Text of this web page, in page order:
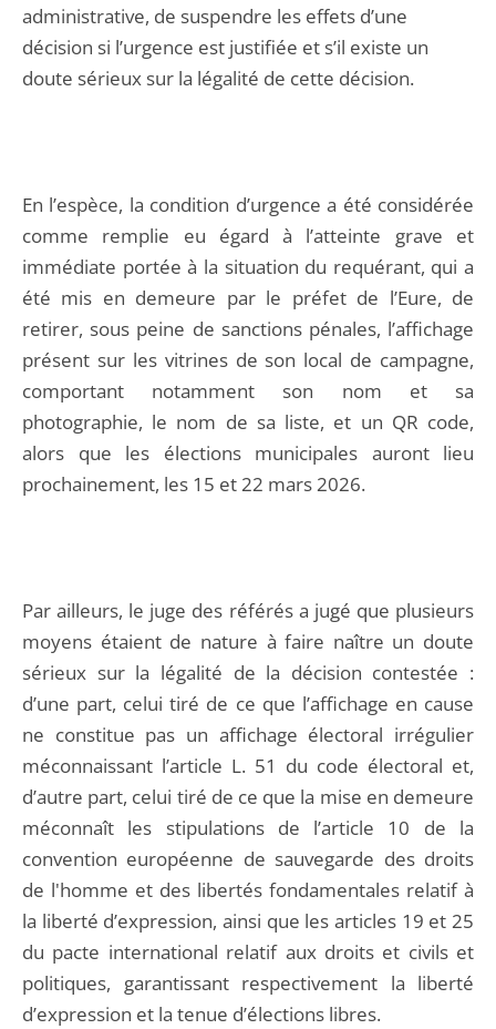
administrative, de suspendre les effets d’une
décision si l’urgence est justifiée et s’il existe un
doute sérieux sur la légalité de cette décision.
En l’espèce, la condition d’urgence a été considérée
comme remplie eu égard à l’atteinte grave et
immédiate portée à la situation du requérant, qui a
été mis en demeure par le préfet de l’Eure, de
retirer, sous peine de sanctions pénales, l’affichage
présent sur les vitrines de son local de campagne,
comportant notamment son nom et sa
photographie, le nom de sa liste, et un QR code,
alors que les élections municipales auront lieu
prochainement, les 15 et 22 mars 2026.
Par ailleurs, le juge des référés a jugé que plusieurs
moyens étaient de nature à faire naître un doute
sérieux sur la légalité de la décision contestée :
d’une part, celui tiré de ce que l’affichage en cause
ne constitue pas un affichage électoral irrégulier
méconnaissant l’article L. 51 du code électoral et,
d’autre part, celui tiré de ce que la mise en demeure
méconnaît les stipulations de l’article 10 de la
convention européenne de sauvegarde des droits
de l'homme et des libertés fondamentales relatif à
la liberté d’expression, ainsi que les articles 19 et 25
du pacte international relatif aux droits et civils et
politiques, garantissant respectivement la liberté
d’expression et la tenue d’élections libres.